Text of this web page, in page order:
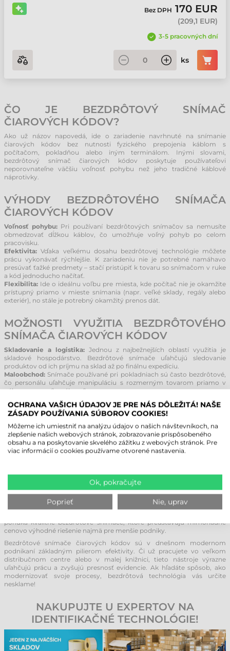
Bez DPH 170 EUR
(209,1 EUR)
3-5 pracovných dní
ks
ČO JE BEZDRÔTOVÝ SNÍMAČ
ČIAROVÝCH KÓDOV?
Ako už názov napovedá, ide o zariadenie navrhnuté na snímanie
čiarových kódov bez nutnosti fyzického prepojenia káblom s
počítačom, pokladňou alebo iným terminálom. Inými slovami,
bezdrôtový snímač čiarových kódov poskytuje používateľovi
neporovnateľne väčšiu voľnosť pohybu než jeho tradičné káblové
náprotivky.
VÝHODY BEZDRÔTOVÉHO SNÍMAČA
ČIAROVÝCH KÓDOV
Voľnosť pohybu:Pri používaní bezdrôtových snímačov sa nemusíte
obmedzovať dĺžkou káblov, čo umožňuje voľný pohyb po celom
pracovisku.
Efektivita: Vďaka veľkému dosahu bezdrôtovej technológie môžete
prácu vykonávať rýchlejšie. K zariadeniu nie je potrebné namáhavo
presúvať ťažké predmety – stačí pristúpiť k tovaru so snímačom v ruke
a kód jednoducho načítať.
Flexibilita: Ide o ideálnu voľbu pre miesta, kde počítač nie je okamžite
prístupný priamo v mieste snímania (napr. veľké sklady, regály alebo
exteriér), no stále je potrebný okamžitý prenos dát.
MOŽNOSTI VYUŽITIA BEZDRÔTOVÉHO
SNÍMAČA ČIAROVÝCH KÓDOV
Skladovanie a logistika:Jednou z najbežnejších oblastí využitia je
skladové hospodárstvo. Bezdrôtové snímače uľahčujú sledovanie
produktov od ich príjmu na sklad až po finálnu expedíciu.
Maloobchod: Snímače používané pri pokladniach sú často bezdrôtové,
čo personálu uľahčuje manipuláciu s rozmerným tovarom priamo v
nákupnom vozíku zákazníka.
NAJZNÁMEJŠÍ VÝROBCOVIA
BEZDRÔTOVÝCH SNÍMAČOV
Zebra:Bezdrôtové snímače Zebra patria k najpopulárnejším a
najspoľahlivejším na trhu. Sú ideálnou voľbou, ak hľadáte odolnú
čítačku s mimoriadne dlhou životnosťou.
inovatívnou optikou. Ich bezdrôtové modely excelujú v
najrozmanitejších prevádzkových podmienkach.
Honeywell:Snímače Honeywell sú skvelé pre aplikácie, kde je kľúčová
rýchlosť a presnosť dekódovania. Používatelia ich obľubujú najmä pre
intuitívne ovládanie a špičkovú ergonómiu.
ponúka kvalitné bezdrôtové snímače, ktoré predstavujú mimoriadne
cenovo výhodné riešenie najmä pre menšie podniky.
Bezdrôtové snímače čiarových kódov sú v dnešnom modernom
podnikaní základným pilierom efektivity. Či už pracujete vo veľkom
distribučnom centre alebo v malej knižnici, tieto nástroje výrazne
uľahčujú prácu a zvyšujú presnosť evidencie. Ak hľadáte spôsob, ako
modernizovať svoje procesy, bezdrôtová technológia vás určite
nesklame!
NAKUPUJTE U EXPERTOV NA
IDENTIFIKAČNÉ TECHNOLÓGIE!
OCHRANA VAŠICH ÚDAJOV JE PRE NÁS DÔLEŽITÁ! NAŠE
ZÁSADY POUŽÍVANIA SÚBOROV COOKIES!
Môžeme ich umiestniť na analýzu údajov o našich návštevníkoch, na
zlepšenie našich webových stránok, zobrazovanie prispôsobeného
obsahu a na poskytovanie skvelého zážitku z webových stránok. Pre
viac informácií o cookies používame otvorené nastavenia.
Ok, pokračujte
Poprieť Nie, uprav